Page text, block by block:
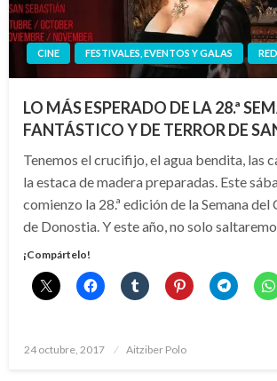
CINE FESTIVALES, EVENTOS Y GALAS
LO MÁS ESPERADO DE LA 28.ª
FANTÁSTICO Y DE TERROR DE
Tenemos el crucifijo, el agua bendita, las
la estaca de madera preparadas. Este
comienzo la 28.ª edición de la Semana del
de Donostia. Y este año, no solo
¡Compártelo!
Publicado
24 octubre, 2017 Aitziber Polo